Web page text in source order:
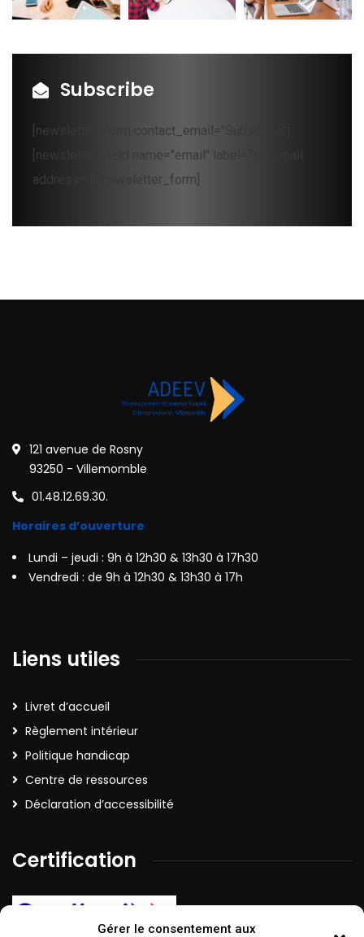
Gérer le consentement aux
Subscribe
[newsletter_form contact_email="Subscribe"]
[newsletter_field name="email" label="Your mail
address*"][/newsletter_form]
121 avenue de Rosny
93250 - Villemomble
01.48.12.69.30.
Horaires d’ouverture
Lundi – jeudi : 9h à 12h30 & 13h30 à 17h30
Vendredi : de 9h à 12h30 & 13h30 à 17h
Liens utiles
Livret d’accueil
Règlement intérieur
Politique handicap
Centre de ressources
Déclaration d’accessibilité
Certification